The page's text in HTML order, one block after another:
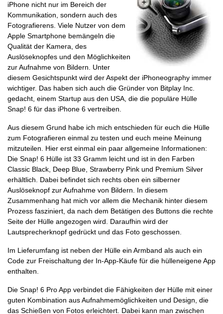
iPhone nicht nur im Bereich der
Kommunikation, sondern auch des
Fotografierens. Viele Nutzer von dem
Apple Smartphone bemängeln die
Qualität der Kamera, des
Auslöseknopfes und den Möglichkeiten
zur Aufnahme von Bildern. Unter
diesem Gesichtspunkt wird der Aspekt der iPhoneography immer
wichtiger. Das haben sich auch die Gründer von Bitplay Inc.
gedacht, einem Startup aus den USA, die die populäre Hülle
Snap! 6 für das iPhone 6 vertreiben.
Aus diesem Grund habe ich mich entschieden für euch die Hülle
zum Fotografieren einmal zu testen und euch meine Meinung
mitzuteilen. Hier erst einmal ein paar allgemeine Informationen:
Die Snap! 6 Hülle ist 33 Gramm leicht und ist in den Farben
Classic Black, Deep Blue, Strawberry Pink und Premium Silver
erhältlich. Dabei befindet sich rechts oben ein silberner
Auslöseknopf zur Aufnahme von Bildern. In diesem
Zusammenhang hat mich vor allem die Mechanik hinter diesem
Prozess fasziniert, da nach dem Betätigen des Buttons die rechte
Seite der Hülle angezogen wird. Daraufhin wird der
Lautsprecherknopf gedrückt und das Foto geschossen.
Im Lieferumfang ist neben der Hülle ein Armband als auch ein
Code zur Freischaltung der In-App-Käufe für die hülleneigene App
enthalten.
Die Snap! 6 Pro App verbindet die Fähigkeiten der Hülle mit einer
guten Kombination aus Aufnahmemöglichkeiten und Design, die
das Schießen von Fotos erleichtert. Dabei kann man zwischen